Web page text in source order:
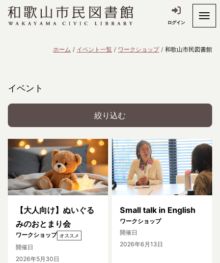
ログイン
ホーム イベント一覧 ワークショップ 和歌山市民図書館
イベント
絞り込む
【大人向け】ぬいぐる
みのおとまり会
ワークショップ オススメ
開催日
2026年5月30日
Small talk in English
ワークショップ
開催日
2026年6月13日